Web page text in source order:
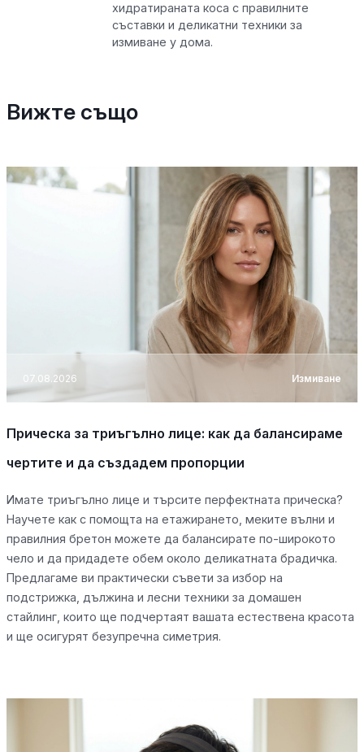
хидратираната коса с правилните
съставки и деликатни техники за
измиване у дома.
Вижте също
07.08.2026 Измиване
Прическа за триъгълно лице: как да балансираме
чертите и да създадем пропорции
Имате триъгълно лице и търсите перфектната прическа?
Научете как с помощта на етажирането, меките вълни и
правилния бретон можете да балансирате по-широкото
чело и да придадете обем около деликатната брадичка.
Предлагаме ви практически съвети за избор на
подстрижка, дължина и лесни техники за домашен
стайлинг, които ще подчертаят вашата естествена красота
и ще осигурят безупречна симетрия.